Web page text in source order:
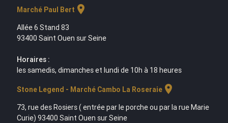
Marché Paul Bert location_on
Allée 6 Stand 83
93400 Saint Ouen sur Seine
Horaires :
les samedis, dimanches et lundi de 10h à 18 heures
Stone Legend - Marché Cambo La Roseraielocation_on
73, rue des Rosiers ( entrée par le porche ou par la rue Marie
Curie) 93400 Saint Ouen sur Seine